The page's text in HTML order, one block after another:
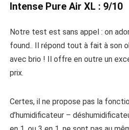
Intense Pure Air XL : 9/10
Notre test est sans appel : on
found.. Il répond tout à fait à son
avec brio ! Il offre en outre un
prix.
Certes, il ne propose pas la
d’humidificateur –